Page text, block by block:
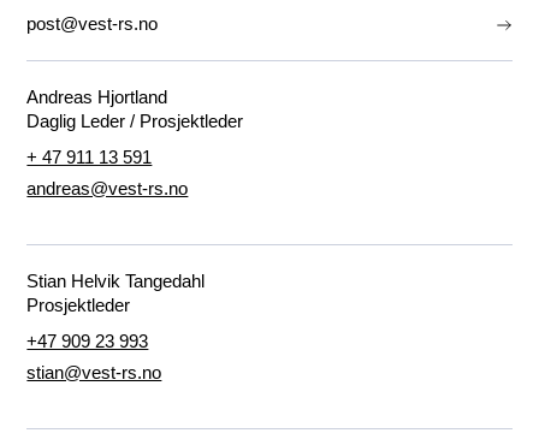
post@vest-rs.no
Andreas Hjortland
Daglig Leder / Prosjektleder
+ 47 911 13 591
andreas@vest-rs.no
Stian Helvik Tangedahl
Prosjektleder
+47 909 23 993
stian@vest-rs.no